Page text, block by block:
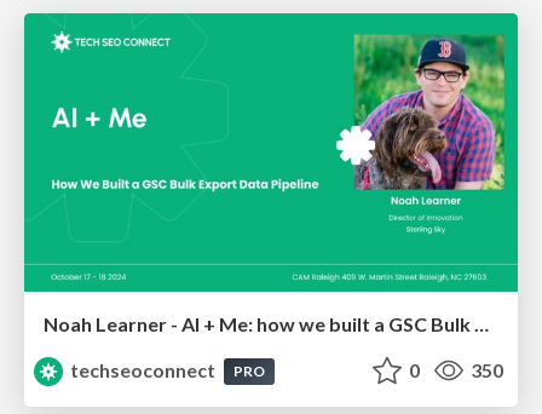
Noah Learner - AI + Me: how we built a GSC Bulk Export data pipeline
techseoconnect
PRO 0 350